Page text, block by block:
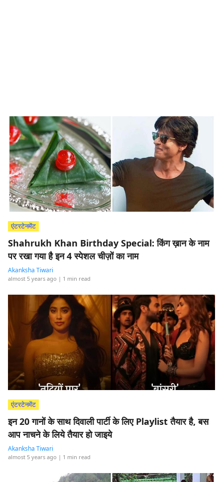
एंटरटेनमेंट
Shahrukh Khan Birthday Special: किंग ख़ान के नाम
पर रखा गया है इन 4 स्पेशल चीज़ों का नाम
Akanksha Tiwari
almost 5 years ago | 1 min read
एंटरटेनमेंट
इन 20 गानों के साथ दिवाली पार्टी के लिए Playlist तैयार है, बस
आप नाचने के लिये तैयार हो जाइये
Akanksha Tiwari
almost 5 years ago | 1 min read